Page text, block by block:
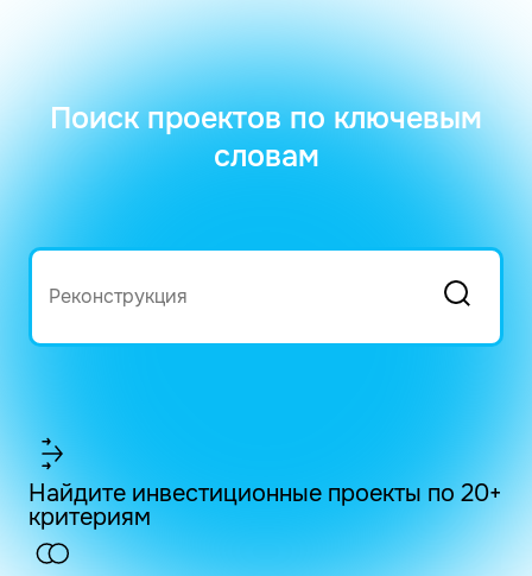
Поиск проектов по ключевым
словам
Найдите инвестиционные проекты по 20+
критериям